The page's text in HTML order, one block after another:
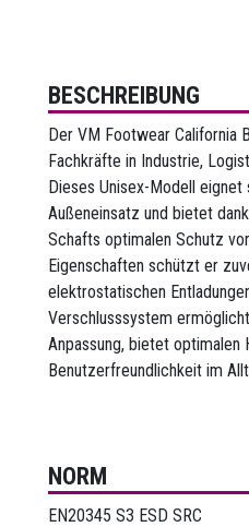
BESCHREIBUNG
Der VM Footwear California
Fachkräfte in Industrie,
Dieses Unisex-Modell eignet
Außeneinsatz und bietet
Schafts optimalen Schutz
Eigenschaften schützt er
elektrostatischen
Verschlusssystem
Anpassung, bietet optimalen
Benutzerfreundlichkeit im
NORM
EN20345 S3 ESD SRC